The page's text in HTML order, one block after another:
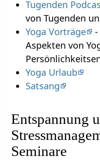
Tugenden
von Tugenden
Yoga Vorträge
Aspekten von
Yoga Urlaub
Satsang
Entspannung
Seminare